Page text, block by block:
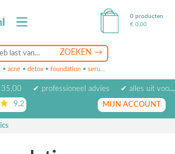
• acné • detox • foundation • serum
0 producten
€ 0,00
✔ professioneel advies
✔ alles uit voorraad leverbaar
9,2 op basis van beoordelingen
MIJN ACCOUNT